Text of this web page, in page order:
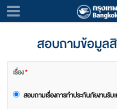
สอบถามข้อมูล
เรื่อง*
สอบถามเรื่องการทำประกันภัยงานรั